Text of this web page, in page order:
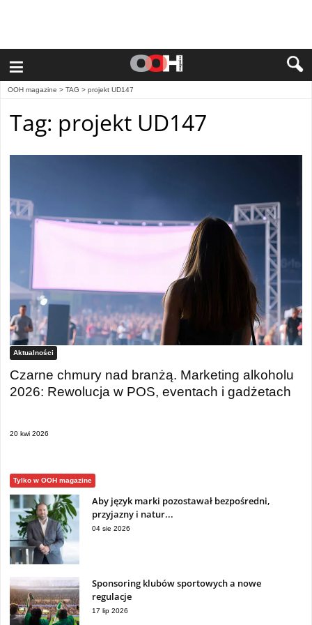
≡
OOH magazine > TAG > projekt UD147
Tag: projekt UD147
Aktualności
Czarne chmury nad branżą. Marketing alkoholu
2026: Rewolucja w POS, eventach i gadżetach
20 kwi 2026
Tylko w OOH magazine
Aby język marki pozostawał bezpośredni,
przyjazny i natur...
04 sie 2026
Sponsoring klubów sportowych a nowe
regulacje
17 lip 2026